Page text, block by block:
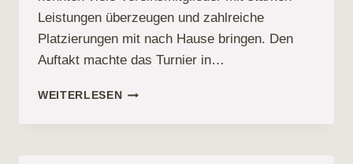
Leistungen überzeugen und zahlreiche
Platzierungen mit nach Hause bringen. Den
Auftakt machte das Turnier in…
WEITERLESENERFOLGREICHE
FÜR